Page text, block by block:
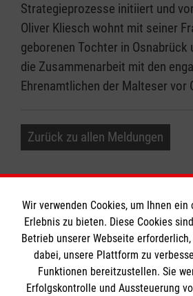
Strategieprozesse initiiert und
Oliver Kliesch wohnt mit seiner
geborenen Tochter in
die Zusammenarbeit mit den
Ehrenamtlichen der Malteser vor
Zurück zu allen Meldungen
Informationen
Impressum
Wir verwenden Cookies, um Ihnen
Erlebnis zu bieten. Diese Cookies
Betrieb unserer Webseite
dabei, unsere Plattform zu
Funktionen bereitzustellen. Sie
Erfolgskontrolle und Aussteuerung